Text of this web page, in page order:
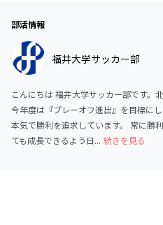
部活情報
福井大学サッカー部
こんにちは 福井大学サッカー部です。
今年度は『プレーオフ進出』を目標に
本気で勝利を追求しています。 常に勝
ても成長できるよう日... 続きを見る